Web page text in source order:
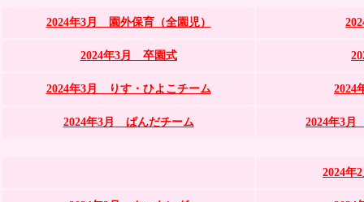
2024年3月 園外保育（全園児）
2024年3月 卒園式
2024年3月 りす・ひよこチーム 2024
2024年3月 ぱんだチーム 2024年3
2024年